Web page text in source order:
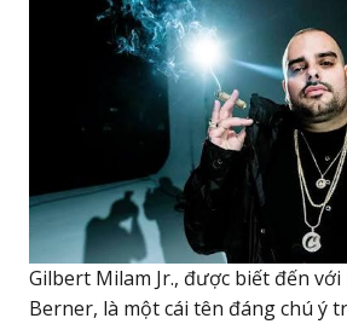
Gilbert Milam Jr., được biết đến
Berner, là một cái tên đáng chú ý